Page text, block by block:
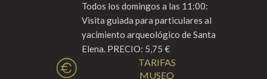
Todos los domingos a las 11:00:
Visita guiada para particulares al
yacimiento arqueológico de Santa
Elena. PRECIO: 5,75 €
TARIFAS
MUSEO